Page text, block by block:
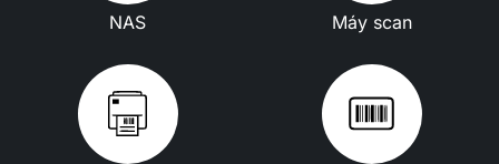
NAS Máy scan